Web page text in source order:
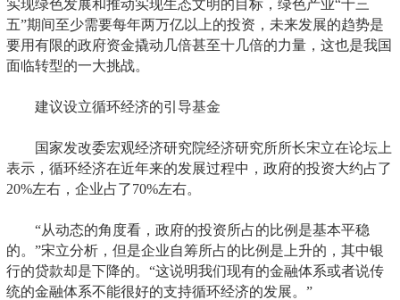
实现绿色发展和推动实现生态文明的目标，绿色产业“十三
五”期间至少需要每年两万亿以上的投资，未来发展的趋势是
要用有限的政府资金撬动几倍甚至十几倍的力量，这也是我国
面临转型的一大挑战。
建议设立循环经济的引导基金
国家发改委宏观经济研究院经济研究所所长宋立在论坛上
表示，循环经济在近年来的发展过程中，政府的投资大约占了
20%左右，企业占了70%左右。
“从动态的角度看，政府的投资所占的比例是基本平稳
的。”宋立分析，但是企业自筹所占的比例是上升的，其中银
行的贷款却是下降的。“这说明我们现有的金融体系或者说传
统的金融体系不能很好的支持循环经济的发展。”